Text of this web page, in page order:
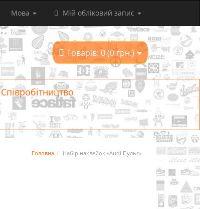
Мова Мій обліковий запис
Товарів: 0 (0 грн.)
Головна Набір наклейок «Audi Пульс»